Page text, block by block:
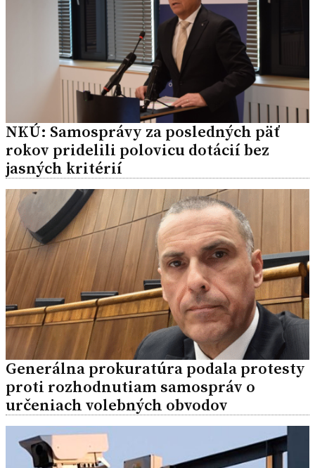
NKÚ: Samosprávy za posledných päť
rokov pridelili polovicu dotácií bez
jasných kritérií
Generálna prokuratúra podala protesty
proti rozhodnutiam samospráv o
určeniach volebných obvodov